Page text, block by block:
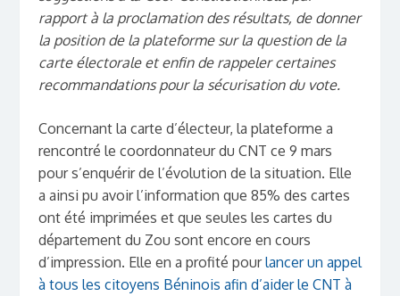
rapport à la proclamation des résultats, de donner
la position de la plateforme sur la question de la
carte électorale et enfin de rappeler certaines
recommandations pour la sécurisation du vote.
Concernant la carte d’électeur, la plateforme a
rencontré le coordonnateur du CNT ce 9 mars
pour s’enquérir de l’évolution de la situation. Elle
a ainsi pu avoir l’information que 85% des cartes
ont été imprimées et que seules les cartes du
département du Zou sont encore en cours
d’impression. Elle en a profité pourlancer un appel
à tous les citoyens Béninois afin d’aider le CNT à